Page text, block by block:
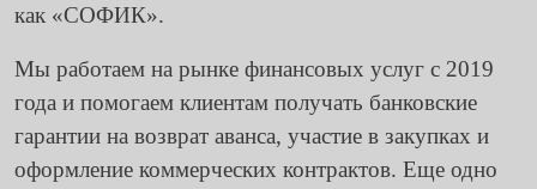
как «СОФИК».
Мы работаем на рынке финансовых услуг с 2019
года и помогаем клиентам получать банковские
гарантии на возврат аванса, участие в закупках и
оформление коммерческих контрактов. Еще одно